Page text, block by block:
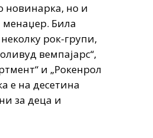
новинарка, но и
менаџер. Била
рок-групи,
вемпајарс“,
и „Рокенрол
е на десетина
за деца и